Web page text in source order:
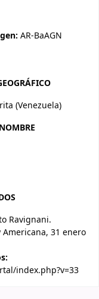
AR-BaAGN
(Venezuela)
Ravignani.
31 enero
index.php?v=33